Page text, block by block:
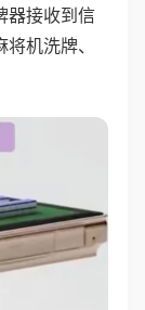
器接收到信
机洗牌、